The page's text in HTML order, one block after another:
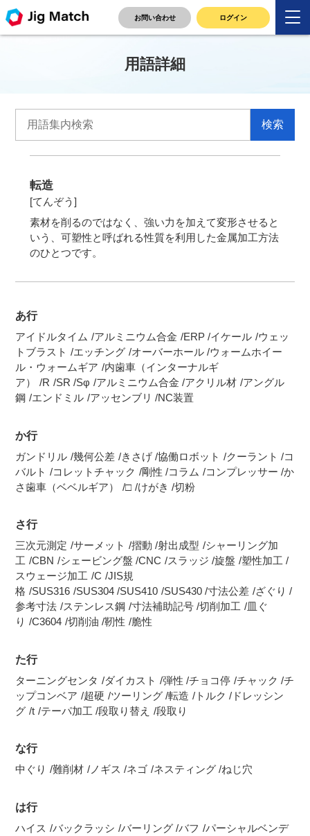
お問い合わせ ログイン
用語詳細
転造
[てんぞう]
素材を削るのではなく、強い力を加えて変形させると
いう、可塑性と呼ばれる性質を利用した金属加工方法
のひとつです。
あ行
アイドルタイム アルミニウム合金 ERP イケール ウェッ
トブラスト
エッチング オーバーホール ウォームホイー
ル・ウォームギア 内歯車（インターナルギ
ア）
R SR Sφ アルミニウム合金 アクリル材 アングル
鋼 エンドミル アッセンブリ NC装置
か行
ガンドリル 幾何公差 きさげ 協働ロボット クーラント
コ
バルト
コレットチャック 剛性 コラム コンプレッサー か
さ歯車（ベベルギア）
□ けがき 切粉
さ行
三次元測定 サーメット 摺動 射出成型 シャーリング加
工 CBN シェービング盤 CNC スラッジ 旋盤 塑性加工
スウェージ加工 C JIS規
格 SUS316 SUS304 SUS410 SUS430 寸法公差 ざぐり
参考寸法 ステンレス鋼 寸法補助記号 切削加工 皿ぐ
り
C3604 切削油 靭性 脆性
た行
ターニングセンタ ダイカスト 弾性 チョコ停 チャック
チ
ップコンベア 超硬 ツーリング 転造 トルク
ドレッシン
グ t テーパ加工 段取り替え 段取り
な行
中ぐり 難削材 ノギス ネゴ ネスティング ねじ穴
は行
ハイス バックラッシ バーリング バフ
パーシャルベンデ